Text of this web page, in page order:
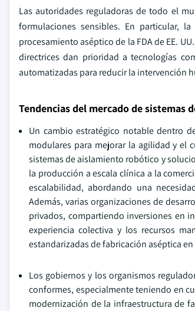
Las autoridades reguladoras de todo el
formulaciones sensibles. En particular,
procesamiento aséptico de la FDA de EE.
directrices dan prioridad a tecnologías
automatizadas para reducir la intervención
Tendencias del mercado de sistemas
Un cambio estratégico notable dentro
modulares para mejorar la agilidad y el
sistemas de aislamiento robótico y
la producción a escala clínica a la
escalabilidad, abordando una
Además, varias organizaciones de
privados, compartiendo inversiones en
experiencia colectiva y los recursos
estandarizadas de fabricación aséptica
Los gobiernos y los organismos
conformes, especialmente teniendo en
modernización de la infraestructura de